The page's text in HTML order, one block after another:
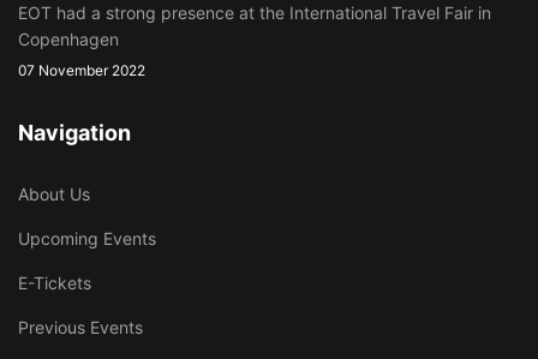
EOT had a strong presence at the International Travel Fair in
Copenhagen
07 November 2022
Navigation
About Us
Upcoming Events
E-Tickets
Previous Events